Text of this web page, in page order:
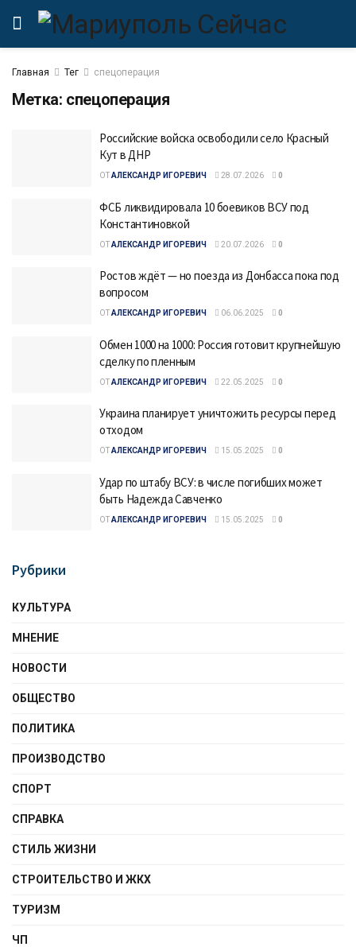
Главная Тег спецоперация
Метка: спецоперация
Российские войска освободили село Красный
Кут в ДНР
ОТАЛЕКСАНДР ИГОРЕВИЧ 28.07.2026 0
ФСБ ликвидировала 10 боевиков ВСУ под
Константиновкой
ОТАЛЕКСАНДР ИГОРЕВИЧ 20.07.2026 0
Ростов ждёт — но поезда из Донбасса пока под
вопросом
ОТАЛЕКСАНДР ИГОРЕВИЧ 06.06.2025 0
Обмен 1000 на 1000: Россия готовит крупнейшую
сделку по пленным
ОТАЛЕКСАНДР ИГОРЕВИЧ 22.05.2025 0
Украина планирует уничтожить ресурсы перед
отходом
ОТАЛЕКСАНДР ИГОРЕВИЧ 15.05.2025 0
Удар по штабу ВСУ: в числе погибших может
быть Надежда Савченко
ОТАЛЕКСАНДР ИГОРЕВИЧ 15.05.2025 0
Рубрики
КУЛЬТУРА
МНЕНИЕ
НОВОСТИ
ОБЩЕСТВО
ПОЛИТИКА
ПРОИЗВОДСТВО
СПОРТ
СПРАВКА
СТИЛЬ ЖИЗНИ
СТРОИТЕЛЬСТВО И ЖКХ
ТУРИЗМ
ЧП